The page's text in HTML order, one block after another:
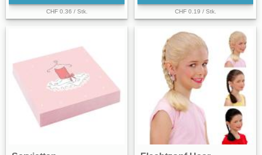
CHF 0.36 / Stk. CHF 0.19 / Stk.